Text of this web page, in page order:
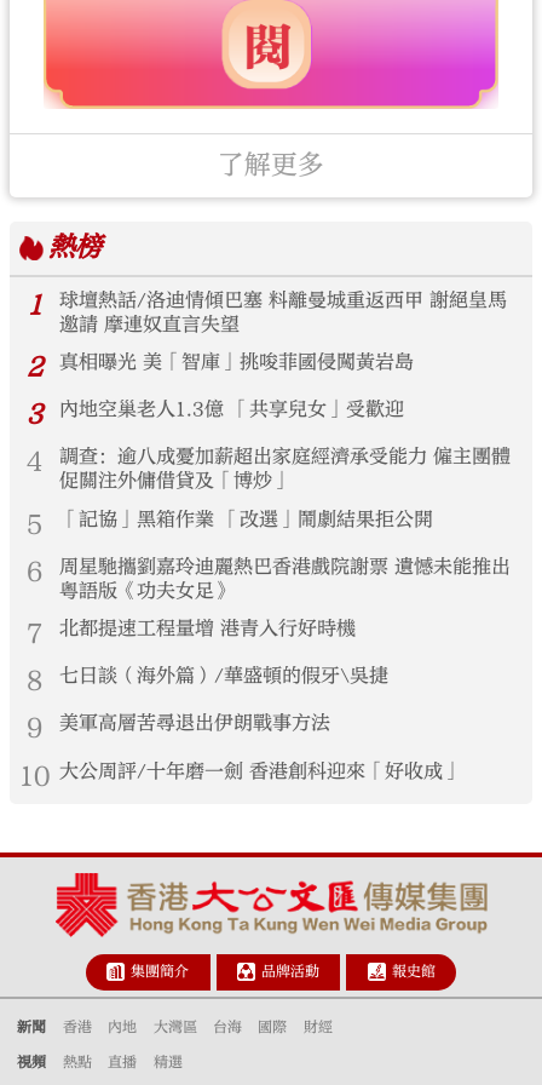
了解更多
熱榜
1
球壇熱話/洛迪情傾巴塞 料離曼城重返西甲 謝絕皇馬
邀請 摩連奴直言失望
2 真相曝光 美「智庫」挑唆菲國侵闖黃岩島
3 內地空巢老人1.3億 「共享兒女」受歡迎
4
調查：逾八成憂加薪超出家庭經濟承受能力 僱主團體
促關注外傭借貸及「博炒」
5 「記協」黑箱作業 「改選」鬧劇結果拒公開
6
周星馳攜劉嘉玲迪麗熱巴香港戲院謝票 遺憾未能推出
粵語版《功夫女足》
7 北都提速工程量增 港青入行好時機
8 七日談（海外篇）/華盛頓的假牙\吳捷
9 美軍高層苦尋退出伊朗戰事方法
10 大公周評/十年磨一劍 香港創科迎來「好收成」
集團簡介 品牌活動 報史館
新聞 香港 內地 大灣區 台海 國際 財經
視頻 熱點 直播 精選